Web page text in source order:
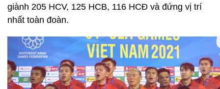
giành 205 HCV, 125 HCB, 116 HCĐ và đứng vị trí
nhất toàn đoàn.